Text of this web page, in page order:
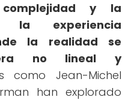
y la
la experiencia
la realidad se
no lineal y
como Jean-Michel
han explorado